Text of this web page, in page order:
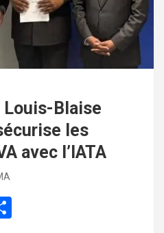
Louis-Blaise
les
avec l’IATA